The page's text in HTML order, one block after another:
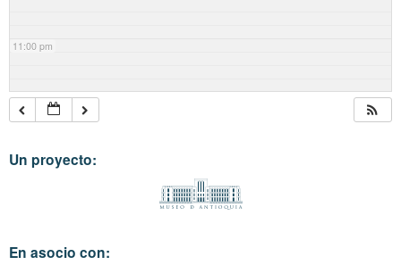
11:00 pm
Un proyecto:
En asocio con: